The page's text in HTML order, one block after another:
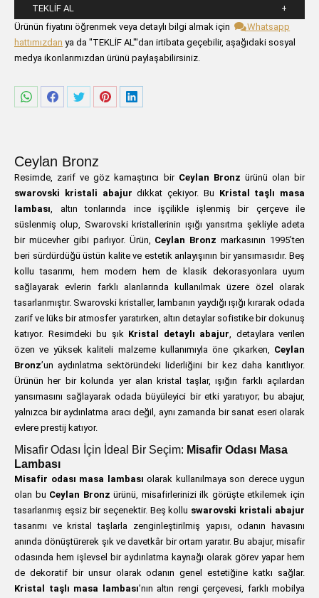
TEKLIF AL
Lütfen aşağıdaki formu alanlarını doldurunuz.
Ürünün fiyatını öğrenmek veya detaylı bilgi almak için
Whatsapp
hattımızdan ya da "TEKLİF AL"'dan irtibata geçebilir, aşağıdaki sosyal
medya ikonlarımızdan ürünü paylaşabilirsiniz.
ShareShareShareShareShare
Ceylan Bronz
Resimde, zarif ve göz kamaştırıcı bir Ceylan Bronz ürünü olan bir
swarovski kristali abajur dikkat çekiyor. Bu Kristal taşlı masa
lambası, altın tonlarında ince işçilikle işlenmiş bir çerçeve ile
süslenmiş olup, Swarovski kristallerinin ışığı yansıtma şekliyle adeta
bir mücevher gibi parlıyor. Ürün, Ceylan Bronz markasının 1995’ten
beri sürdürdüğü üstün kalite ve estetik anlayışının bir yansımasıdır. Beş
kollu tasarımı, hem modern hem de klasik dekorasyonlara uyum
sağlayarak evlerin farklı alanlarında kullanılmak üzere özel olarak
tasarlanmıştır. Swarovski kristaller, lambanın yaydığı ışığı kırarak odada
zarif ve lüks bir atmosfer yaratırken, altın detaylar sofistike bir dokunuş
katıyor. Resimdeki bu şık Kristal detaylı abajur, detaylara verilen
özen ve yüksek kaliteli malzeme kullanımıyla öne çıkarken, Ceylan
Bronz’un aydınlatma sektöründeki liderliğini bir kez daha kanıtlıyor.
Ürünün her bir kolunda yer alan kristal taşlar, ışığın farklı açılardan
yansımasını sağlayarak odada büyüleyici bir etki yaratıyor; bu abajur,
yalnızca bir aydınlatma aracı değil, aynı zamanda bir sanat eseri olarak
evlere prestij katıyor.
Misafir Odası İçin İdeal Bir Seçim: Misafir Odası Masa
Lambası
Misafir odası masa lambası olarak kullanılmaya son derece uygun
olan bu Ceylan Bronz ürünü, misafirlerinizi ilk görüşte etkilemek için
tasarlanmış eşsiz bir seçenektir. Beş kollu swarovski kristali abajur
tasarımı ve kristal taşlarla zenginleştirilmiş yapısı, odanın havasını
anında dönüştürerek şık ve davetkâr bir ortam yaratır. Bu abajur, misafir
odasında hem işlevsel bir aydınlatma kaynağı olarak görev yapar hem
de dekoratif bir unsur olarak odanın genel estetiğine katkı sağlar.
Kristal taşlı masa lambası’nın altın rengi çerçevesi, farklı mobilya